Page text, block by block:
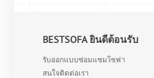
BESTSOFA ยินดีต้อนรับ
รับออกแบบซ่อมแซมโซฟา
สนใจติดต่อเรา